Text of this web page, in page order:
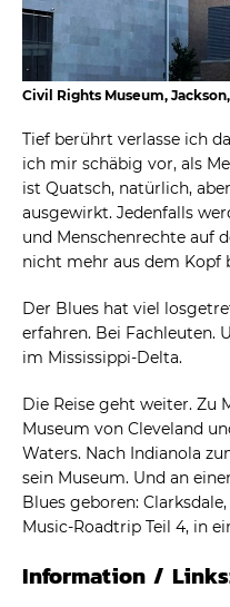
Civil Rights Museum,
Tief berührt verlasse ich
ich mir schäbig vor, als
ist Quatsch, natürlich,
ausgewirkt. Jedenfalls
und Menschenrechte auf
nicht mehr aus dem Kopf
Der Blues hat viel
erfahren. Bei Fachleuten.
im Mississippi-Delta.
Die Reise geht weiter. Zu
Museum von Cleveland
Waters. Nach Indianola
sein Museum. Und an
Blues geboren:
Music-Roadtrip Teil 4, in
Information /